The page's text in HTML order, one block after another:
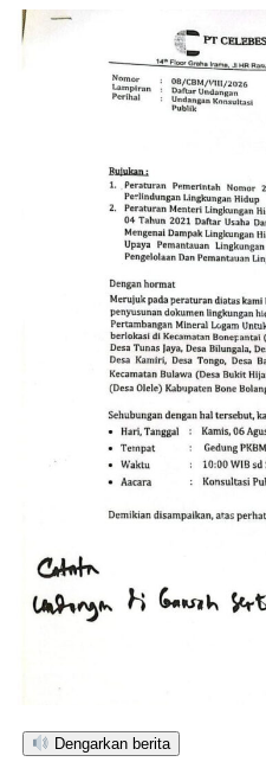
Dengarkan berita